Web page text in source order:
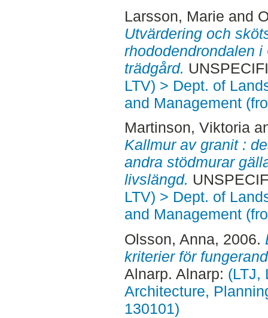
Larsson, Marie and
Utvärdering och
rhododendrondalen
trädgård.
LTV) > Dept. of
and Management
Martinson, Viktoria
Kallmur av granit :
andra stödmurar
livslängd.
LTV) > Dept. of
and Management
Olsson, Anna, 2006.
kriterier för
Alnarp. Alnarp: (LTJ,
Architecture,
130101)